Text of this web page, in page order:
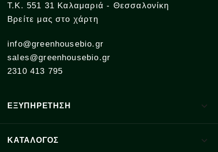
Τ.Κ. 551 31 Καλαμαριά - Θεσσαλονίκη
Βρείτε μας στο χάρτη
info@greenhousebio.gr
sales@greenhousebio.gr
2310 413 795
ΕΞΥΠΗΡΕΤΗΣΗ 
ΚΑΤΑΛΟΓΟΣ 